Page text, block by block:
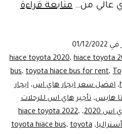
عالي من… متابعة قراءة
مصر
في 01/12/2022
hiace toyota 2020، hiace toyota
bus، toyota hiace bus for rent،
، افضل سعر ايجار هاي اس، ايجار
هايس،تأجير هاي اس للرحلات
اس 2020 ، hiace toyota 2022،
، toyota hiace bus،toyota